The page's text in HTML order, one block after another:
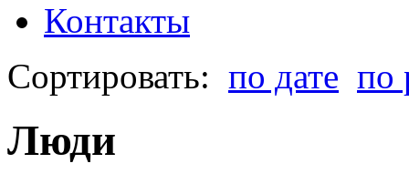
Контакты
Сортировать: по дате по
Люди